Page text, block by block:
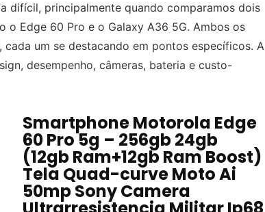
difícil, principalmente quando comparamos dois
o Edge 60 Pro e o Galaxy A36 5G. Ambos os
um se destacando em pontos específicos. A
desempenho, câmeras, bateria e custo-
Smartphone Motorola Edge
60 Pro 5g – 256gb 24gb
(12gb Ram+12gb Ram Boost)
Tela Quad-curve Moto Ai
50mp Sony Camera